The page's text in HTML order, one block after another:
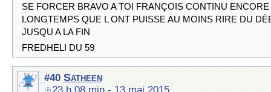
SE FORCER BRAVO A TOI FRANÇOIS CONTINU ENCORE
LONGTEMPS QUE L ONT PUISSE AU MOINS RIRE DU
JUSQU A LA FIN
FREDHELI DU 59
#40 Satheen
23 h 08 min - 13 mai 2015